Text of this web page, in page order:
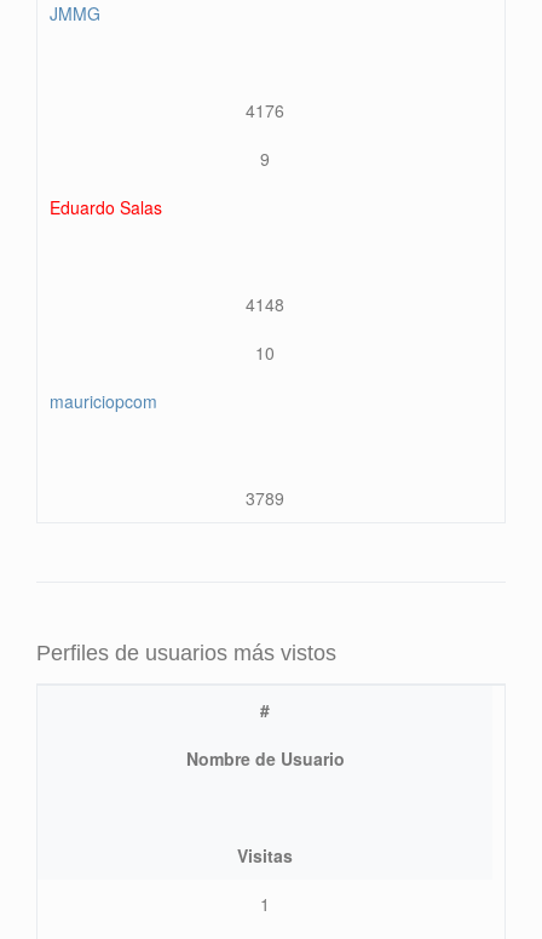
JMMG
4176
9
Eduardo Salas
4148
10
mauriciopcom
3789
Perfiles de usuarios más vistos
#
Nombre de Usuario
Visitas
1